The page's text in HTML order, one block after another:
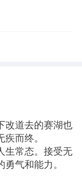
改道去的赛湖也
而终。
生常态。接受无
气和能力。